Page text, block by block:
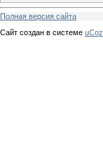
Полная версия сайта
Сайт создан в системе uCoz